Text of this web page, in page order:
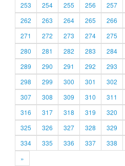
253
254 255 256 257
262
263 264 265 266
271
272 273 274 275
280
281 282 283 284
289
290 291 292 293
298
299 300 301 302
307
308 309 310 311
316
317 318 319 320
325
326 327 328 329
334
335 336 337 338
»